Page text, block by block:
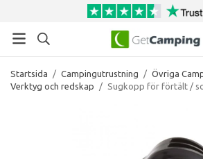
Startsida / Campingutrustning / Övriga
Verktyg och redskap
/ Sugkopp för förtält /